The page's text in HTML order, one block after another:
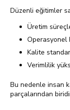
Düzenli eğitimler
Üretim
Operasyonel
Kalite
Verimlilik
Bu nedenle insan
parçalarından